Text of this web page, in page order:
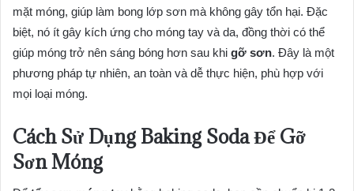
mặt móng, giúp làm bong lớp sơn mà không gây tổn hại. Đặc
biệt, nó ít gây kích ứng cho móng tay và da, đồng thời có thể
giúp móng trở nên sáng bóng hơn sau khi gỡ sơn. Đây là một
phương pháp tự nhiên, an toàn và dễ thực hiện, phù hợp với
mọi loại móng.
Cách Sử Dụng Baking Soda Để Gỡ
Sơn Móng